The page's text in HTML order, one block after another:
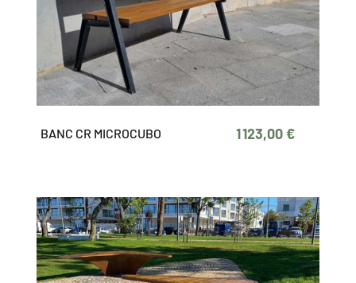
BANC CR MICROCUBO 1 123,00 €